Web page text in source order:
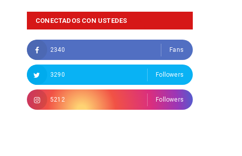
CONECTADOS CON USTEDES
2340 Fans
3290 Followers
5212 Followers